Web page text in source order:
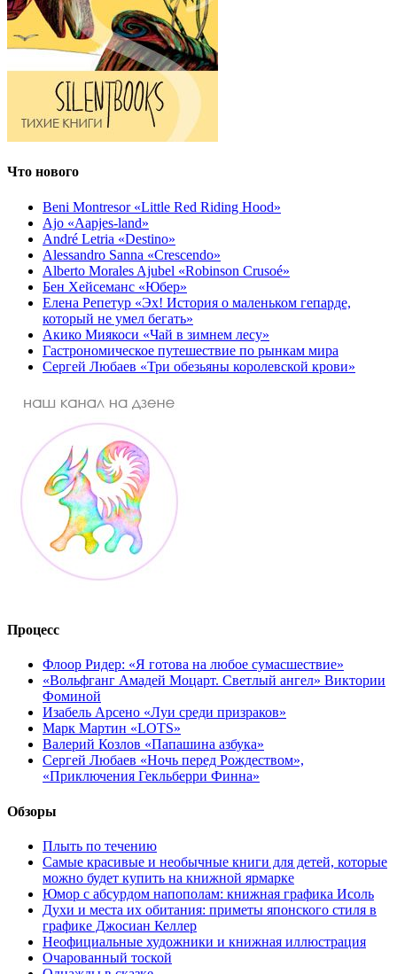
Что нового
Beni Montresor «Little Red Riding Hood»
Ajo «Aapjes-land»
André Letria «Destino»
Alessandro Sanna «Crescendo»
Alberto Morales Ajubel «Robinson Crusoé»
Бен Хейсеманс «Юбер»
Елена Репетур «Эх! История о маленьком гепарде,
который не умел бегать»
Акико Миякоси «Чай в зимнем лесу»
Гастрономическое путешествие по рынкам мира
Сергей Любаев «Три обезьяны королевской крови»
Процесс
Флоор Ридер: «Я готова на любое сумасшествие»
«Вольфганг Амадей Моцарт. Светлый ангел» Виктории
Фоминой
Изабель Арсено «Луи среди призраков»
Марк Мартин «LOTS»
Валерий Козлов «Папашина азбука»
Сергей Любаев «Ночь перед Рождеством»,
«Приключения Гекльберри Финна»
Обзоры
Плыть по течению
Самые красивые и необычные книги для детей, которые
можно будет купить на книжной ярмарке
Юмор с абсурдом напополам: книжная графика Исоль
Духи и места их обитания: приметы японского стиля в
графике Джосиан Келлер
Неофициальные художники и книжная иллюстрация
Очарованный тоской